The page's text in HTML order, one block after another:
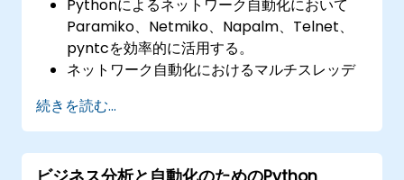
Pythonによるネットワーク自動化において
Paramiko、Netmiko、Napalm、Telnet、
pyntcを効率的に活用する。
ネットワーク自動化におけるマルチスレッデ
得する。
GNS3とPythonを用いてネットワークプログ
ラミングを行う。
続きを読む...